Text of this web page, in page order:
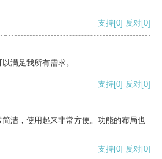
支持[0] 反对[0]
满足我所有需求。
支持[0] 反对[0]
洁，使用起来非常方便。功能的布局也
支持[0] 反对[0]